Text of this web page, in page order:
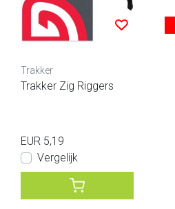
Trakker
Trakker Zig Riggers
EUR 5,19
Vergelijk